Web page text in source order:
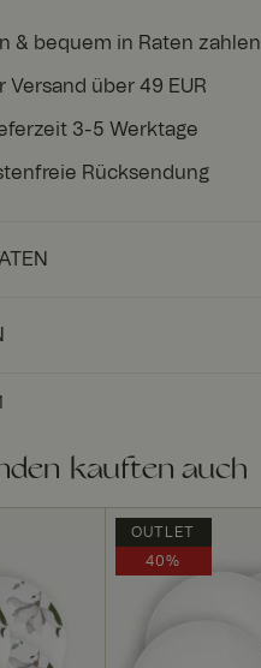
& bequem in Raten zahlen
Versand über 49 EUR
3-5 Werktage
Rücksendung
kauften auch
OUTLET
40%